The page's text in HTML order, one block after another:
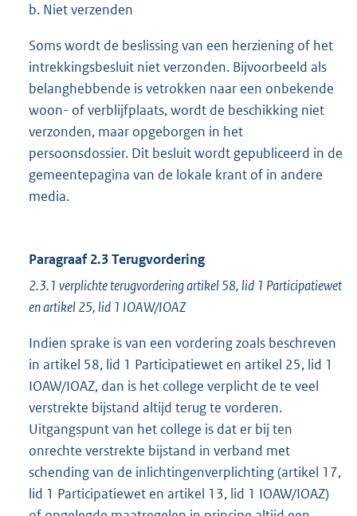
b. Niet verzenden
Soms wordt de beslissing van een herziening of het
intrekkingsbesluit niet verzonden. Bijvoorbeeld als
belanghebbende is vetrokken naar een onbekende
woon- of verblijfplaats, wordt de beschikking niet
verzonden, maar opgeborgen in het
persoonsdossier. Dit besluit wordt gepubliceerd in de
gemeentepagina van de lokale krant of in andere
media.
Paragraaf 2.3 Terugvordering
2.3.1 verplichte terugvordering artikel 58, lid 1 Participatiewet
en artikel 25, lid 1 IOAW/IOAZ
Indien sprake is van een vordering zoals beschreven
in artikel 58, lid 1 Participatiewet en artikel 25, lid 1
IOAW/IOAZ, dan is het college verplicht de te veel
verstrekte bijstand altijd terug te vorderen.
Uitgangspunt van het college is dat er bij ten
onrechte verstrekte bijstand in verband met
schending van de inlichtingenverplichting (artikel 17,
lid 1 Participatiewet en artikel 13, lid 1 IOAW/IOAZ)